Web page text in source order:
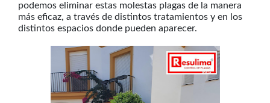
podemos eliminar estas molestas plagas de la manera
más eficaz, a través de distintos tratamientos y en los
distintos espacios donde pueden aparecer.